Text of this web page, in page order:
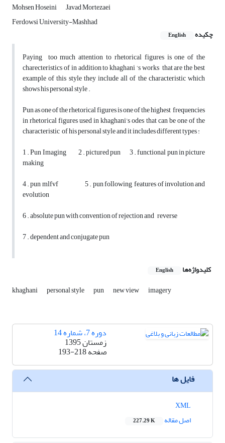
Mohsen Hoseini
Javad Mortezaei
Ferdowsi University-Mashhad
چکیده
English
Paying too much attention to rhetorical figures is one of the
charecteristics of in addition to khaghani ‘s works that are the best
example of this style they include all of the characteristic which
shows his personal style .
Pun as one of the rhetorical figures is one of the highest frequencies
in rhetorical figures used in khaghani’s odes that can be one of the
characteristic of his personal style and it includes different types :
1 . Pun Imaging 2 . pictured pun 3 . functional pun in picture
making
4 . pun mlfvf 5 . pun following features of involution and
evolution
6 . absolute pun with convention of rejection and reverse
7 . dependent and conjugate pun
کلیدواژه‌ها English
khaghani personal style pun new view imagery
دوره 7، شماره 14
زمستان 1395
صفحه193-218
فایل ها
اصل مقاله
227.29 K